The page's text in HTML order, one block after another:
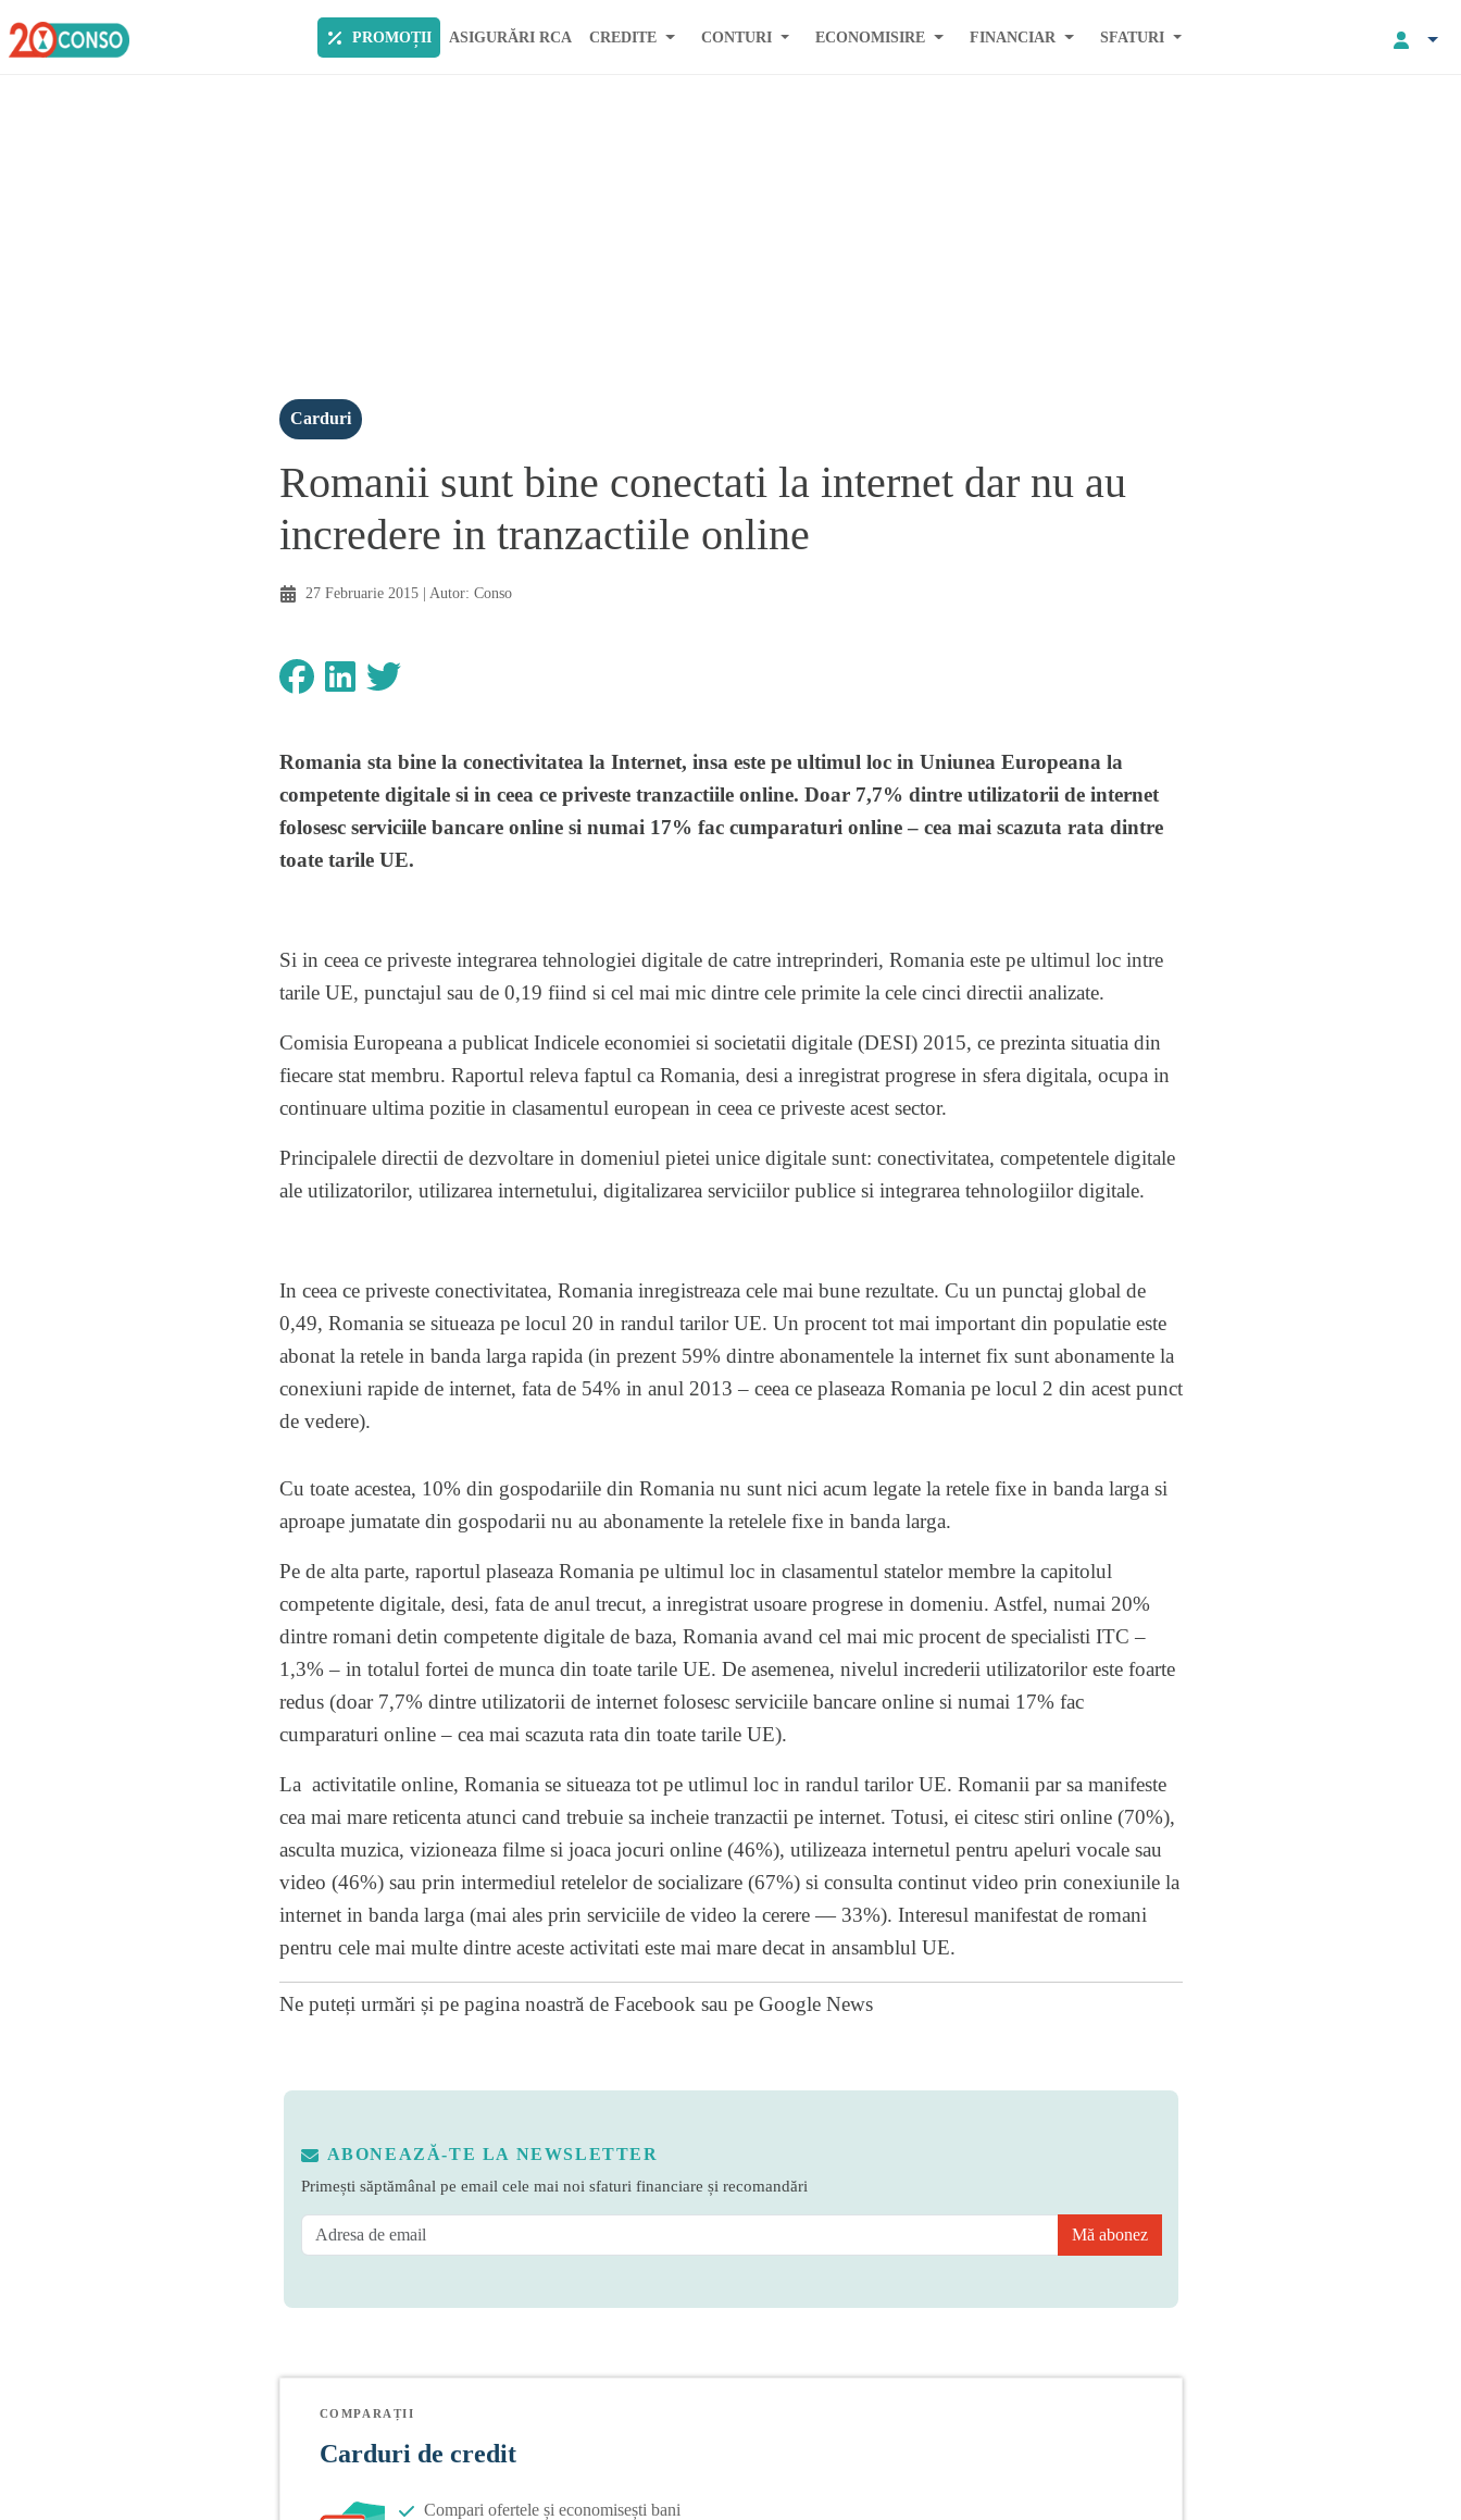
PROMOȚII ASIGURĂRI RCA CREDITE CONTURI ECONOMISIRE FINANCIAR SFATURI
Carduri
Romanii sunt bine conectati la internet dar nu au
incredere in tranzactiile online
27 Februarie 2015| Autor: Conso
Romania sta bine la conectivitatea la Internet, insa este pe ultimul loc in Uniunea Europeana la
competente digitale si in ceea ce priveste tranzactiile online. Doar 7,7% dintre utilizatorii de internet
folosesc serviciile bancare online si numai 17% fac cumparaturi online – cea mai scazuta rata dintre
toate tarile UE.
Si in ceea ce priveste integrarea tehnologiei digitale de catre intreprinderi, Romania este pe ultimul loc intre
tarile UE, punctajul sau de 0,19 fiind si cel mai mic dintre cele primite la cele cinci directii analizate.
Comisia Europeana a publicat Indicele economiei si societatii digitale (DESI) 2015, ce prezinta situatia din
fiecare stat membru. Raportul releva faptul ca Romania, desi a inregistrat progrese in sfera digitala, ocupa in
continuare ultima pozitie in clasamentul european in ceea ce priveste acest sector.
Principalele directii de dezvoltare in domeniul pietei unice digitale sunt: conectivitatea, competentele digitale
ale utilizatorilor, utilizarea internetului, digitalizarea serviciilor publice si integrarea tehnologiilor digitale.
In ceea ce priveste conectivitatea, Romania inregistreaza cele mai bune rezultate. Cu un punctaj global de
0,49, Romania se situeaza pe locul 20 in randul tarilor UE. Un procent tot mai important din populatie este
abonat la retele in banda larga rapida (in prezent 59% dintre abonamentele la internet fix sunt abonamente la
conexiuni rapide de internet, fata de 54% in anul 2013 – ceea ce plaseaza Romania pe locul 2 din acest punct
de vedere).
Cu toate acestea, 10% din gospodariile din Romania nu sunt nici acum legate la retele fixe in banda larga si
aproape jumatate din gospodarii nu au abonamente la retelele fixe in banda larga.
Pe de alta parte, raportul plaseaza Romania pe ultimul loc in clasamentul statelor membre la capitolul
competente digitale, desi, fata de anul trecut, a inregistrat usoare progrese in domeniu. Astfel, numai 20%
dintre romani detin competente digitale de baza, Romania avand cel mai mic procent de specialisti ITC –
1,3% – in totalul fortei de munca din toate tarile UE. De asemenea, nivelul increderii utilizatorilor este foarte
redus (doar 7,7% dintre utilizatorii de internet folosesc serviciile bancare online si numai 17% fac
cumparaturi online – cea mai scazuta rata din toate tarile UE).
La activitatile online, Romania se situeaza tot pe utlimul loc in randul tarilor UE. Romanii par sa manifeste
cea mai mare reticenta atunci cand trebuie sa incheie tranzactii pe internet. Totusi, ei citesc stiri online (70%),
asculta muzica, vizioneaza filme si joaca jocuri online (46%), utilizeaza internetul pentru apeluri vocale sau
video (46%) sau prin intermediul retelelor de socializare (67%) si consulta continut video prin conexiunile la
internet in banda larga (mai ales prin serviciile de video la cerere — 33%). Interesul manifestat de romani
pentru cele mai multe dintre aceste activitati este mai mare decat in ansamblul UE.
Ne puteți urmări și pe pagina noastră de Facebook sau pe Google News
ABONEAZĂ-TE LA NEWSLETTER
Primești săptămânal pe email cele mai noi sfaturi financiare și recomandări
Mă abonez
COMPARAȚII
Carduri de credit
Compari ofertele și economisești bani